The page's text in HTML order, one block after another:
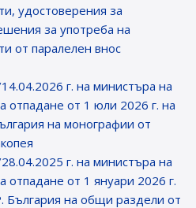
удостоверения за
за употреба на
от паралелен внос
г. на министъра на
отпадане от 1 юли 2026 г. на
на монографии от
г. на министъра на
отпадане от 1 януари 2026 г.
България на общи раздели от